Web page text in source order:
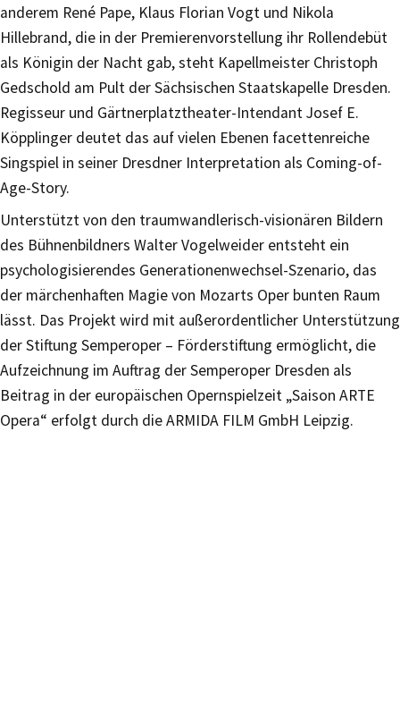
anderem René Pape, Klaus Florian Vogt und Nikola
Hillebrand, die in der Premierenvorstellung ihr Rollendebüt
als Königin der Nacht gab, steht Kapellmeister Christoph
Gedschold am Pult der Sächsischen Staatskapelle Dresden.
Regisseur und Gärtnerplatztheater-Intendant Josef E.
Köpplinger deutet das auf vielen Ebenen facettenreiche
Singspiel in seiner Dresdner Interpretation als Coming-of-
Age-Story.
Unterstützt von den traumwandlerisch-visionären Bildern
des Bühnenbildners Walter Vogelweider entsteht ein
psychologisierendes Generationenwechsel-Szenario, das
der märchenhaften Magie von Mozarts Oper bunten Raum
lässt. Das Projekt wird mit außerordentlicher Unterstützung
der Stiftung Semperoper – Förderstiftung ermöglicht, die
Aufzeichnung im Auftrag der Semperoper Dresden als
Beitrag in der europäischen Opernspielzeit „Saison ARTE
Opera“ erfolgt durch die ARMIDA FILM GmbH Leipzig.